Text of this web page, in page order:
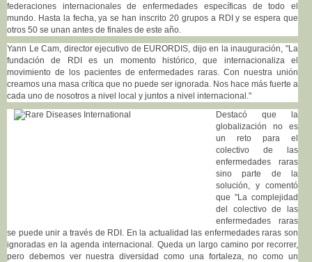
federaciones internacionales de enfermedades específicas de todo el
mundo. Hasta la fecha, ya se han inscrito 20 grupos a RDI y se espera que
otros 50 se unan antes de finales de este año.
Yann Le Cam, director ejecutivo de EURORDIS, dijo en la inauguración, "La
fundación de RDI es un momento histórico, que internacionaliza el
movimiento de los pacientes de enfermedades raras. Con nuestra unión
creamos una masa crítica que no puede ser ignorada. Nos hace más fuerte a
cada uno de nosotros a nivel local y juntos a nivel internacional."
Destacó que la
globalización no es
un reto para el
colectivo de las
enfermedades raras
sino parte de la
solución, y comentó
que "La complejidad
del colectivo de las
enfermedades raras
se puede unir a través de RDI. En la actualidad las enfermedades raras son
ignoradas en la agenda internacional. Queda un largo camino por recorrer,
pero debemos ver nuestra diversidad como una fortaleza, no como un